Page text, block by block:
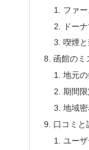
ファ
ドー
喫煙
函館のミ
地元
期間
地域
口コミと
ユー